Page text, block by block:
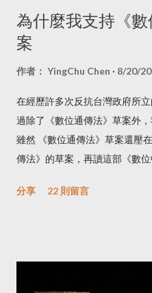
為什麼我支持《
案
作者： YingChu Chen 8/20/
在經歷許多次反抗台灣政府所
過除了《數位通傳法》草案外
雖然 《數位通傳法》草案還壓
傳法》的草案，再讀這部《數
重要的，這是我第一次看到引
分享 22 則留言